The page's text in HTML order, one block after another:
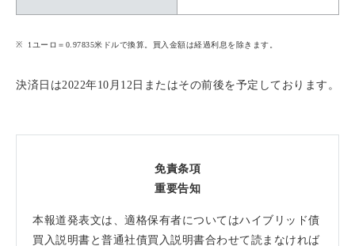
1ユーロ＝0.97835米ドルで換算。買入金額は経過利息を除きます。
決済日は2022年10月12日またはその前後を予定しております。
免責条項
重要告知
本報道発表文は、適格保有者についてはハイブリッド債
買入説明書と普通社債買入説明書合わせて読まなければ